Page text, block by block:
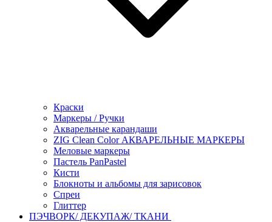
Краски
Маркеры / Ручки
Акварельные карандаши
ZIG Clean Color АКВАРЕЛЬНЫЕ МАРКЕРЫ
Меловые маркеры
Пастель PanPastel
Кисти
Блокноты и альбомы для зарисовок
Спреи
Глиттер
ПЭЧВОРК/ ДЕКУПАЖ/ ТКАНИ